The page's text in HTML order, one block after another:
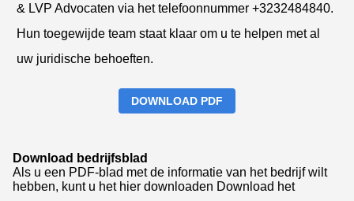
& LVP Advocaten via het telefoonnummer +3232484840.
Hun toegewijde team staat klaar om u te helpen met al
uw juridische behoeften.
DOWNLOAD PDF
Download bedrijfsblad
Als u een PDF-blad met de informatie van het bedrijf wilt
hebben, kunt u het hier downloaden Download het